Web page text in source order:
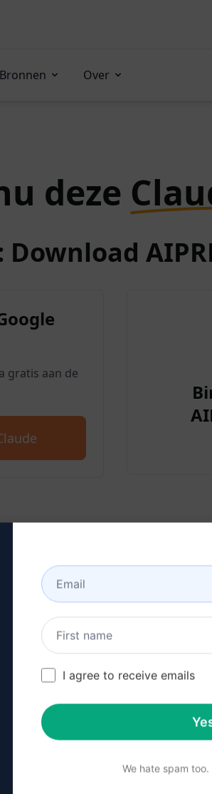
Bronnen Over
deze
Download
gratis aan de
een Claude
hoe u een Claude
de prompt
I agree to receive emails
We hate spam